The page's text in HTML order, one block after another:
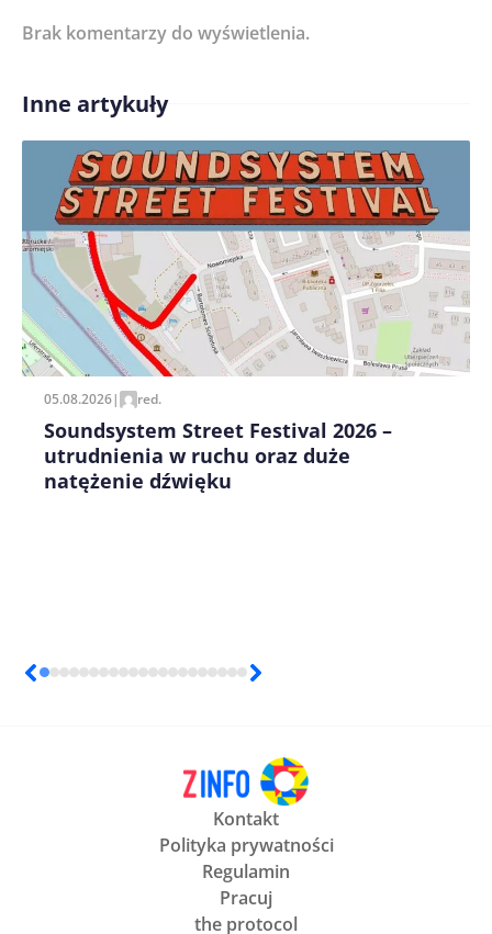
Treść komentarza*
Imię/ Nick*
Zapamiętaj moje dane w tej przeglądarce podczas
pisania kolejnych komentarzy.
Brak komentarzy do wyświetlenia.
Inne artykuły
05.08.2026| red.
Soundsystem Street Festival 2026 –
utrudnienia w ruchu oraz duże
natężenie dźwięku
Kontakt
Polityka prywatności
Regulamin
Pracuj
the protocol